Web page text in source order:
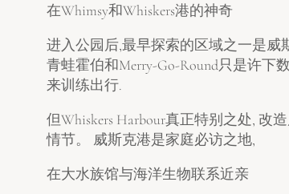
在Whimsy和Whiskers港的神奇
进入公园后,最早探索的区域之一是威
青蛙霍伯和Merry-Go-Round只是许下
来训练出行.
但Whiskers Harbour真正特别之处,
情节。 威斯克港是家庭必访之地,
在大水族馆与海洋生物联系近亲